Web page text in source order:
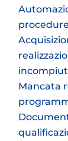
procedure
Mancata